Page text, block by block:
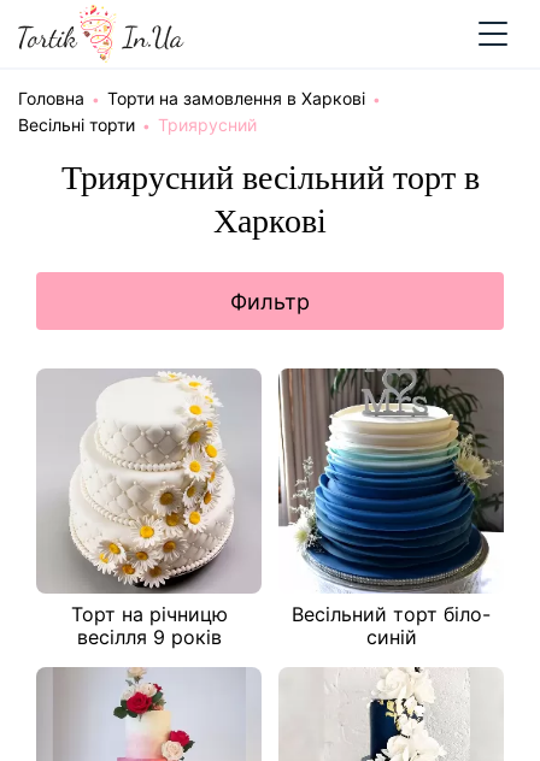
Головна
Торти на замовлення в Харкові
Весільні торти
Триярусний
Триярусний весільний торт в
Харкові
Фильтр
Торт на річницю
весілля 9 років
Весільний торт біло-
синій